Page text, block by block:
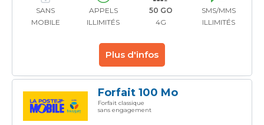
SANS
MOBILE
APPELS
ILLIMITÉS
50 GO
4G
SMS/MMS
ILLIMITÉS
Plus d'infos
Forfait 100 Mo
Forfait classique
sans engagement